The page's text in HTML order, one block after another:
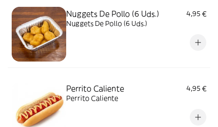
Nuggets De Pollo (6 Uds.)
4,95 €
Nuggets De Pollo (6 Uds.)
Perrito Caliente
4,95 €
Perrito Caliente